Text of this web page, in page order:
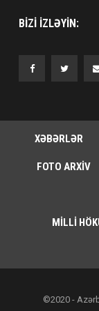
BIZI IZLƏYIN:
XƏBƏRLƏR
FOTO ARXIV
MILLI
©2020 -